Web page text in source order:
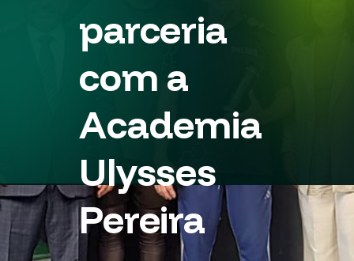
parceria
com a
Academia
Ulysses
Pereira